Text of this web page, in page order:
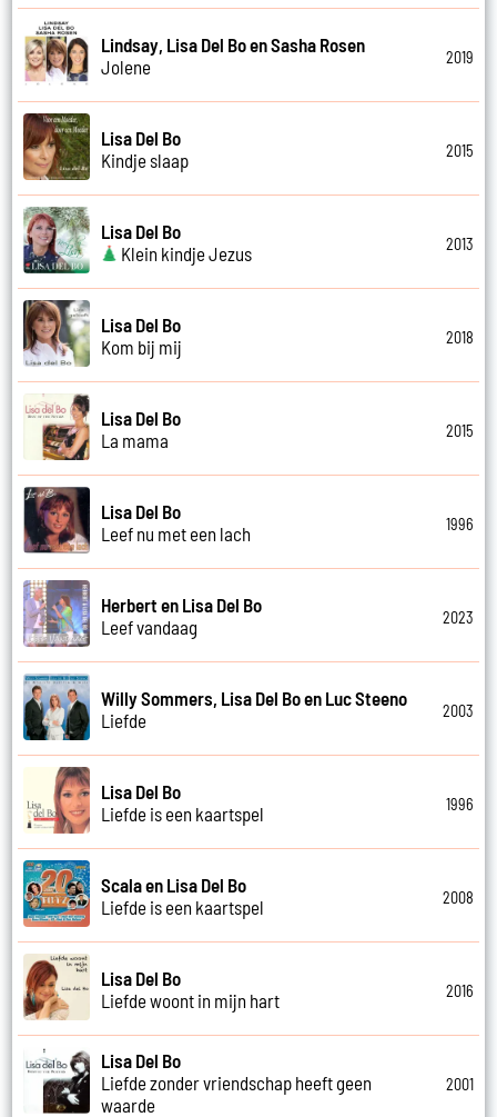
Lindsay, Lisa Del Bo en Sasha Rosen
Jolene
2019
Lisa Del Bo
Kindje slaap
2015
Lisa Del Bo
Klein kindje Jezus
2013
Lisa Del Bo
Kom bij mij
2018
Lisa Del Bo
La mama
2015
Lisa Del Bo
Leef nu met een lach
1996
Herbert en Lisa Del Bo
Leef vandaag
2023
Willy Sommers, Lisa Del Bo en Luc Steeno
Liefde
2003
Lisa Del Bo
Liefde is een kaartspel
1996
Scala en Lisa Del Bo
Liefde is een kaartspel
2008
Lisa Del Bo
Liefde woont in mijn hart
2016
Lisa Del Bo
Liefde zonder vriendschap heeft geen
waarde
2001